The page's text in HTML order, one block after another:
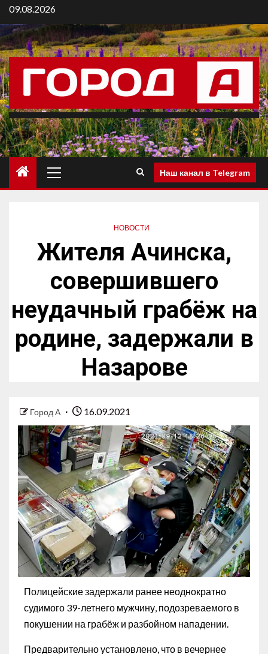
09.08.2026
Наш канал в Telegram
НОВОСТИ
Жителя Ачинска,
совершившего
неудачный грабёж на
родине, задержали в
Назарове
Город А 16.09.2021
Полицейские задержали ранее неоднократно
судимого 39-летнего мужчину, подозреваемого в
покушении на грабёж и разбойном нападении.
Предварительно установлено, что в вечернее